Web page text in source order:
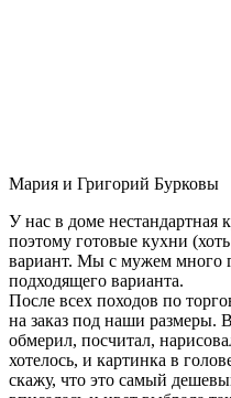
Мария и Григорий Бурковы
У нас в доме нестандартная
поэтому готовые кухни
вариант. Мы с мужем много
подходящего варианта.
После всех походов по
на заказ под наши размеры.
обмерил, посчитал,
хотелось, и картинка в
скажу, что это самый